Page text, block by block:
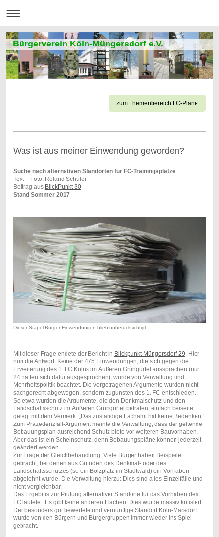
Bürgerverein Köln-Müngersdorf e.V.
zum Themenbereich FC-Pläne
Was ist aus meiner Einwendung geworden?
Suche nach alternativen Standorten für FC-Trainingsplätze
Text + Foto: Roland Schüler
Beitrag aus BlickPunkt 30
Stand Sommer 2017
Dieser Stapel Bürger-Einwendungen blieb unberücksichtigt.
Mit dieser Frage endete der Bericht in Blickpunkt Müngersdorf 29 . Hier
nun die Antwort: Keine der 475 Einwendungen, die sich gegen die
Erweiterung des 1. FC Kölns im Äußeren Grüngürtel aussprachen (nur
24 hatten sich dafür ausgesprochen), wurde von Verwaltung und
Mehrheitspolitik beachtet. Die vorgetragenen Argumente wurden nicht
sachgerecht abgewogen, sondern zugunsten des 1. FC entschieden.
So etwa wurden die Argumente, die den Denkmalschutz und den
Landschaftsschutz im Äußeren Grüngürtel betrafen, einfach beiseite
gelegt mit dem Vermerk: „Das zuständige Fachamt hat keine Bedenken.“
Zum Präzedenzfall-Argument meinte die Verwaltung, dass der geltende
Bebauungsplan ausreichend Schutz biete vor weiteren Bauvorhaben.
Aber das ist ein Scheinschutz, denn Bebauungspläne können jederzeit
geändert werden.
Zur Frage der Gleichbehandlung: Viele Bürger haben Beispiele
gebracht, bei denen aus Gründen des Denkmal- oder des
Landschaftsschutzes (so ein Bolzplatz im Stadtwald) ein Vorhaben
abgelehnt wurde. Die Verwaltung hierzu: Dies sind alles Einzelfälle und
nicht vergleichbar.
Das Ergebnis zur Prüfung alternativer Standorte für das Vorhaben des
FC lautete: Es gibt keine anderen Flächen. Dies wurde massiv kritisiert.
Der besonders gut bewertete und vernünftige Standort Köln-Marsdorf
wurde von den Bürgern und Bürgergruppen immer wieder ins Spiel
gebracht.